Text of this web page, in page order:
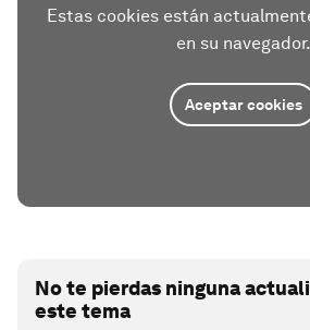
Estas cookies están
en su navegador.
Aceptar cookies
No te pierdas ninguna
este tema